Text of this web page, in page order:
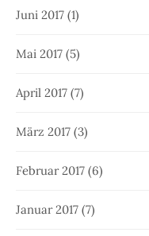
Juni 2017 (1)
Mai 2017 (5)
April 2017 (7)
März 2017 (3)
Februar 2017 (6)
Januar 2017 (7)